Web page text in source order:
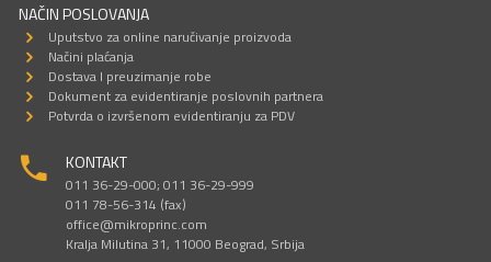
NAČIN POSLOVANJA
Uputstvo za online naručivanje proizvoda
Načini plaćanja
Dostava I preuzimanje robe
Dokument za evidentiranje poslovnih partnera
Potvrda o izvršenom evidentiranju za PDV
KONTAKT
011 36-29-000; 011 36-29-999
011 78-56-314 (fax)
office@mikroprinc.com
Kralja Milutina 31, 11000 Beograd, Srbija